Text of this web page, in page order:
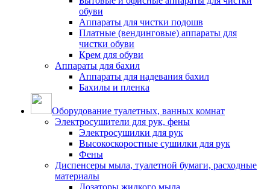
обуви
Аппараты для чистки подошв
Платные (вендинговые) аппараты для
чистки обуви
Крем для обуви
Аппараты для бахил
Аппараты для надевания бахил
Бахилы и пленка
Оборудование туалетных, ванных комнат
Электросушители для рук, фены
Электросушилки для рук
Высокоскоростные сушилки для рук
Фены
Диспенсеры мыла, туалетной бумаги, расходные
материалы
Дозаторы жидкого мыла